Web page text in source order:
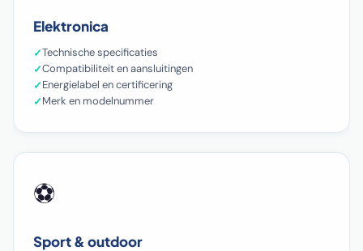
Elektronica
Technische specificaties
Compatibiliteit en aansluitingen
Energielabel en certificering
Merk en modelnummer
⚽
Sport & outdoor